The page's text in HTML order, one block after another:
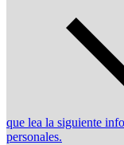
que lea la siguiente
personales.